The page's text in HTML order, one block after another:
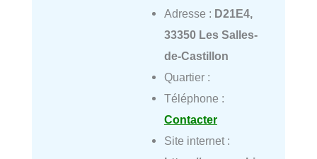
Adresse : D21E4,
33350 Les Salles-
de-Castillon
Quartier :
Téléphone :
Contacter
Site internet :